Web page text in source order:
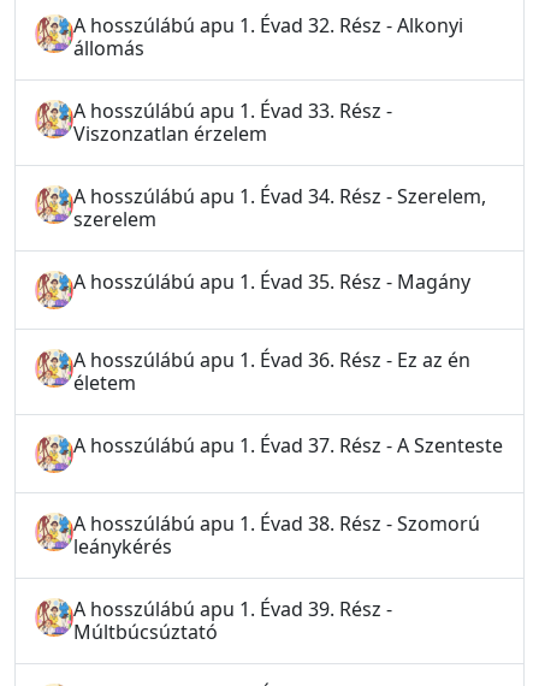
A hosszúlábú apu 1. Évad 32. Rész - Alkonyi
állomás
A hosszúlábú apu 1. Évad 33. Rész -
Viszonzatlan érzelem
A hosszúlábú apu 1. Évad 34. Rész - Szerelem,
szerelem
A hosszúlábú apu 1. Évad 35. Rész - Magány
A hosszúlábú apu 1. Évad 36. Rész - Ez az én
életem
A hosszúlábú apu 1. Évad 37. Rész - A Szenteste
A hosszúlábú apu 1. Évad 38. Rész - Szomorú
leánykérés
A hosszúlábú apu 1. Évad 39. Rész -
Múltbúcsúztató